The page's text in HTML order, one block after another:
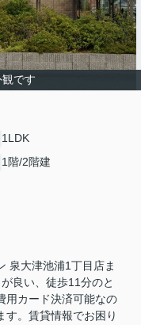
観です
1LDK
1階/2階建
泉大津池浦1丁目店ま
良い、徒歩11分のと
用カード決済可能なの
す。賃貸情報でお困り